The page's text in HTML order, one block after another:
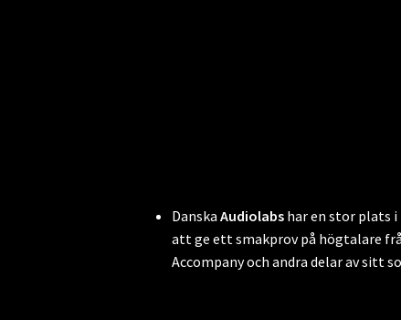
DanskaAudiolabs har en stor plats i
att ge ett smakprov på högtalare
Accompany och andra delar av sitt